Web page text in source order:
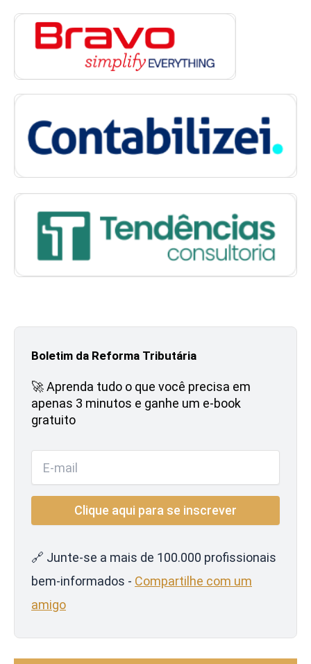
Boletim da Reforma Tributária
🚀 Aprenda tudo o que você precisa em
apenas 3 minutos e ganhe um e-book
gratuito
🔗 Junte-se a mais de 100.000 profissionais
bem-informados - Compartilhe com um
amigo